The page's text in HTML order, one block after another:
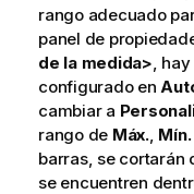
rango adecuado
panel de
de la medida>,
configurado en
cambiar a
rango de Máx., Mín.
barras, se cortarán
se encuentren